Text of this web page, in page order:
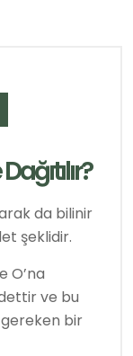
da bilinir
şeklidir.
O’na
ve bu
bir